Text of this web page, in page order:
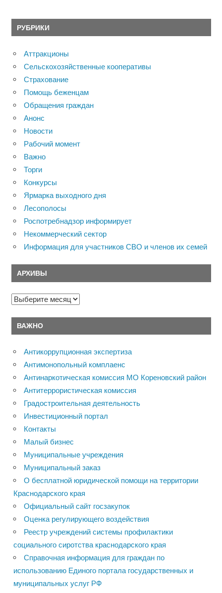
РУБРИКИ
Аттракционы
Сельскохозяйственные кооперативы
Страхование
Помощь беженцам
Обращения граждан
Анонс
Новости
Рабочий момент
Важно
Торги
Конкурсы
Ярмарка выходного дня
Лесополосы
Роспотребнадзор информирует
Некоммерческий сектор
Информация для участников СВО и членов их семей
АРХИВЫ
Архивы
ВАЖНО
Антикоррупционная экспертиза
Антимонопольный комплаенс
Антинаркотическая комиссия МО Кореновский район
Антитеррористическая комиссия
Градостроительная деятельность
Инвестиционный портал
Контакты
Малый бизнес
Муниципальные учреждения
Муниципальный заказ
О бесплатной юридической помощи на территории
Краснодарского края
Официальный сайт госзакупок
Оценка регулирующего воздействия
Реестр учреждений системы профилактики
социального сиротства краснодарского края
Справочная информация для граждан по
использованию Единого портала государственных и
муниципальных услуг РФ